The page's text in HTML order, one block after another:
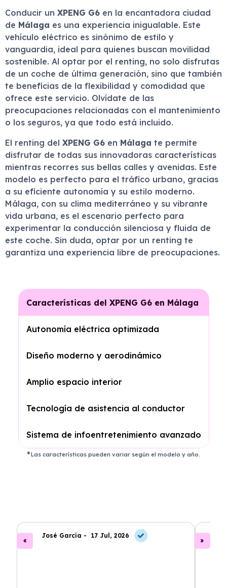
Conducir un XPENG G6 en la encantadora ciudad
de Málaga es una experiencia inigualable. Este
vehículo eléctrico es sinónimo de estilo y
vanguardia, ideal para quienes buscan movilidad
sostenible. Al optar por el renting, no solo disfrutas
de un coche de última generación, sino que también
te beneficias de la flexibilidad y comodidad que
ofrece este servicio. Olvídate de las
preocupaciones relacionadas con el mantenimiento
o los seguros, ya que todo está incluido.
El renting del XPENG G6 en Málaga te permite
disfrutar de todas sus innovadoras características
mientras recorres sus bellas calles y avenidas. Este
modelo es perfecto para el tráfico urbano, gracias
a su eficiente autonomía y su estilo moderno.
Málaga, con su clima mediterráneo y su vibrante
vida urbana, es el escenario perfecto para
experimentar la conducción silenciosa y fluida de
este coche. Sin duda, optar por un renting te
garantiza una experiencia libre de preocupaciones.
Características del XPENG G6 en Málaga
Autonomía eléctrica optimizada
Diseño moderno y aerodinámico
Amplio espacio interior
Tecnología de asistencia al conductor
Sistema de infoentretenimiento avanzado
Las características pueden variar según el modelo y año.
José García - 17 Jul, 2026